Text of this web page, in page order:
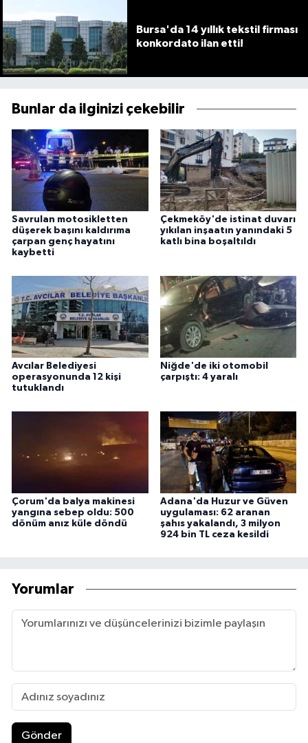
Bursa'da 14 yıllık tekstil firması
konkordato ilan etti!
Bunlar da ilginizi çekebilir
Savrulan motosikletten
düşerek başını kaldırıma
çarpan genç hayatını
kaybetti
Çekmeköy'de istinat duvarı
yıkılan inşaatın yanındaki 5
katlı bina boşaltıldı
Avcılar Belediyesi
operasyonunda 12 kişi
tutuklandı
Niğde'de iki otomobil
çarpıştı: 4 yaralı
Çorum'da balya makinesi
yangına sebep oldu: 500
dönüm anız küle döndü
Adana'da Huzur ve Güven
uygulaması: 62 aranan
şahıs yakalandı, 3 milyon
924 bin TL ceza kesildi
Yorumlar
Gönder